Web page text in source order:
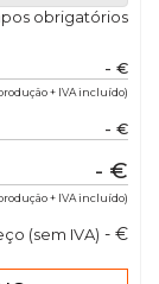
obrigatórios
- €
+ IVA incluído)
- €
- €
+ IVA incluído)
(sem IVA) - €